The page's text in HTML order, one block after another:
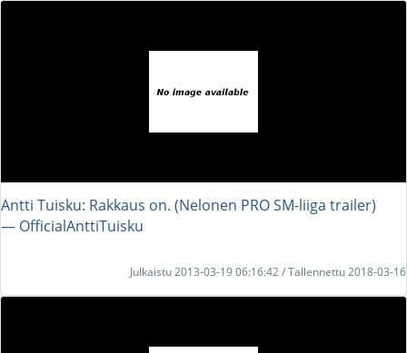
Antti Tuisku: Rakkaus on. (Nelonen PRO SM-liiga trailer)
― OfficialAnttiTuisku
Julkaistu 2013-03-19 06:16:42 / Tallennettu 2018-03-16